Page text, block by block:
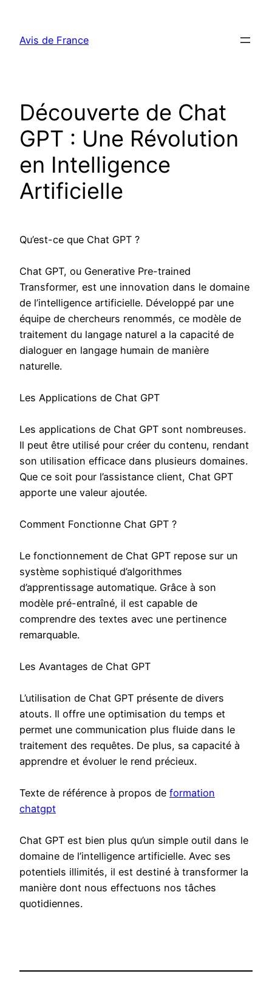
contenu
Avis de France
Découverte de Chat
GPT : Une Révolution
en Intelligence
Artificielle
Qu’est-ce que Chat GPT ?
Chat GPT, ou Generative Pre-trained
Transformer, est une innovation dans le domaine
de l’intelligence artificielle. Développé par une
équipe de chercheurs renommés, ce modèle de
traitement du langage naturel a la capacité de
dialoguer en langage humain de manière
naturelle.
Les Applications de Chat GPT
Les applications de Chat GPT sont nombreuses.
Il peut être utilisé pour créer du contenu, rendant
son utilisation efficace dans plusieurs domaines.
Que ce soit pour l’assistance client, Chat GPT
apporte une valeur ajoutée.
Comment Fonctionne Chat GPT ?
Le fonctionnement de Chat GPT repose sur un
système sophistiqué d’algorithmes
d’apprentissage automatique. Grâce à son
modèle pré-entraîné, il est capable de
comprendre des textes avec une pertinence
remarquable.
Les Avantages de Chat GPT
L’utilisation de Chat GPT présente de divers
atouts. Il offre une optimisation du temps et
permet une communication plus fluide dans le
traitement des requêtes. De plus, sa capacité à
apprendre et évoluer le rend précieux.
Texte de référence à propos de formation
chatgpt
Chat GPT est bien plus qu’un simple outil dans le
domaine de l’intelligence artificielle. Avec ses
potentiels illimités, il est destiné à transformer la
manière dont nous effectuons nos tâches
quotidiennes.